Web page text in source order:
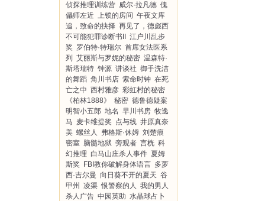
侦探推理训练营 威尔·拉凡德 傀
儡师左近 上锁的房间 午夜文库
追，致命的抉择 再见了，德彪西
不可能犯罪诊断书II
江户川乱步
奖 罗伯特·特瑞尔 首席女法医系
列
艾丽斯与罗妮的秘密 温森特·
斯塔瑞特 钟源 讲谈社 御手洗洁
的舞蹈 角川书店 索命时钟 在死
亡之中 西村雅彦 彩虹村的秘密
《柏林1888》
秘密 德鲁德疑案
明智小五郎 地名 早川书房 牧逸
马 麦卡维提奖 点与线 井原真奈
美 螺丝人 弗格斯·休姆 刘楚痕
密室 脑髓地狱 旁观者 言桄 科
幻推理 白马山庄杀人事件 夏姆
斯奖
FBI教你破解身体语言 多萝
西·吉尔曼 向日葵不开的夏天 谷
甲州 凌渠 恨警察的人 我的男人
杀人广告 中园英助 水晶球占卜